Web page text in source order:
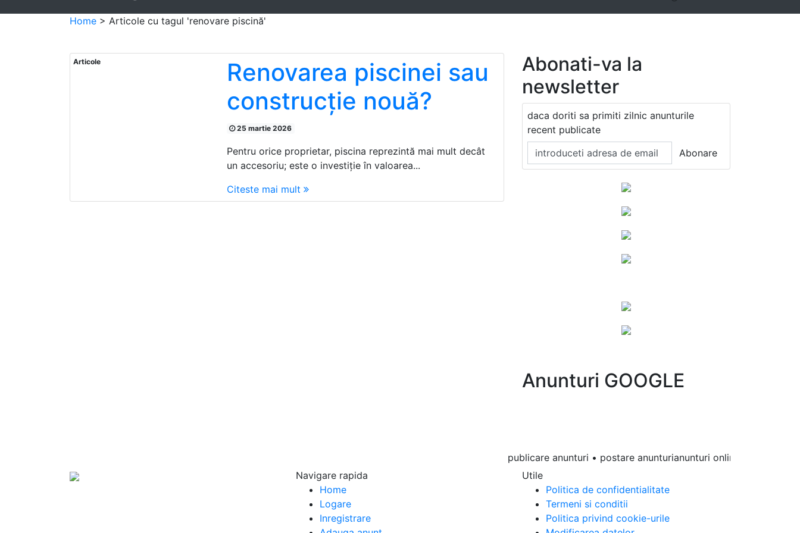
Home > Articole cu tagul 'renovare piscină'
Articole
Renovarea piscinei sau
construcție nouă?
25 martie 2026
Pentru orice proprietar, piscina reprezintă mai mult decât
un accesoriu; este o investiție în valoarea...
Citeste mai mult
Abonati-va la
newsletter
daca doriti sa primiti zilnic anunturile
recent publicate
Anunturi GOOGLE
publicare anunturi • postare anunturianunturi online • anunturi
Navigare rapida
Home
Logare
Inregistrare
Utile
Politica de confidentialitate
Termeni si conditii
Politica privind cookie-urile